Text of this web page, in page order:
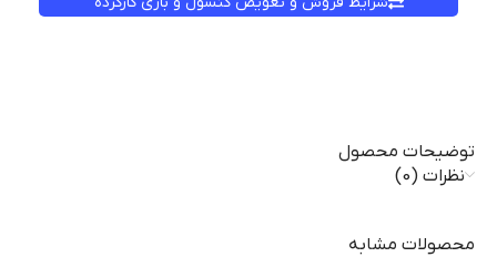
توضیحات محصول
نظرات (0)
محصولات مشابه